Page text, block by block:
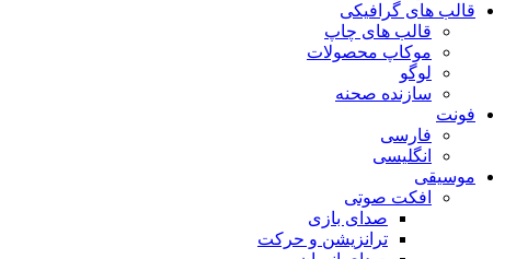
قالب های گرافیکی
قالب های چاپ
موکاپ محصولات
لوگو
سازنده صحنه
فونت
فارسی
انگلیسی
موسیقی
افکت صوتی
صدای بازی
ترانزیشن و حرکت